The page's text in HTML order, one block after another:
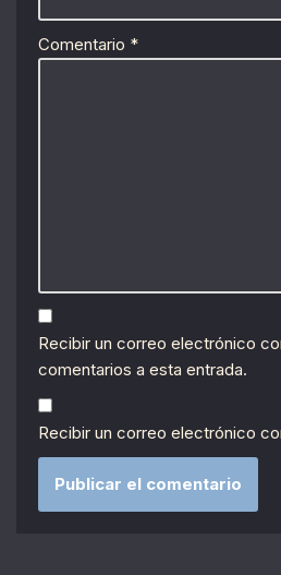
Comentario *
Recibir un correo electrónico
comentarios a esta entrada.
Recibir un correo electrónico